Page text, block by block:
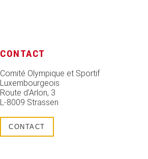
CONTACT
Comité Olympique et Sportif
Luxembourgeois
Route d’Arlon, 3
L-8009 Strassen
CONTACT